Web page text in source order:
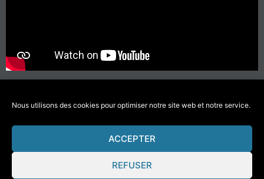
Nous utilisons des cookies pour optimiser notre site web et notre service.
ACCEPTER
REFUSER
#SeDéplacerMoinsPolluer
© 2021 Fleurette-Florium – Une réalisation